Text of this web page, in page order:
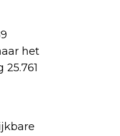
het